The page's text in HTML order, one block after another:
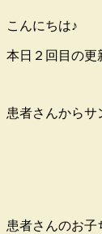
こんにちは♪
本日２回目の更
患者さんから
患者さんのお